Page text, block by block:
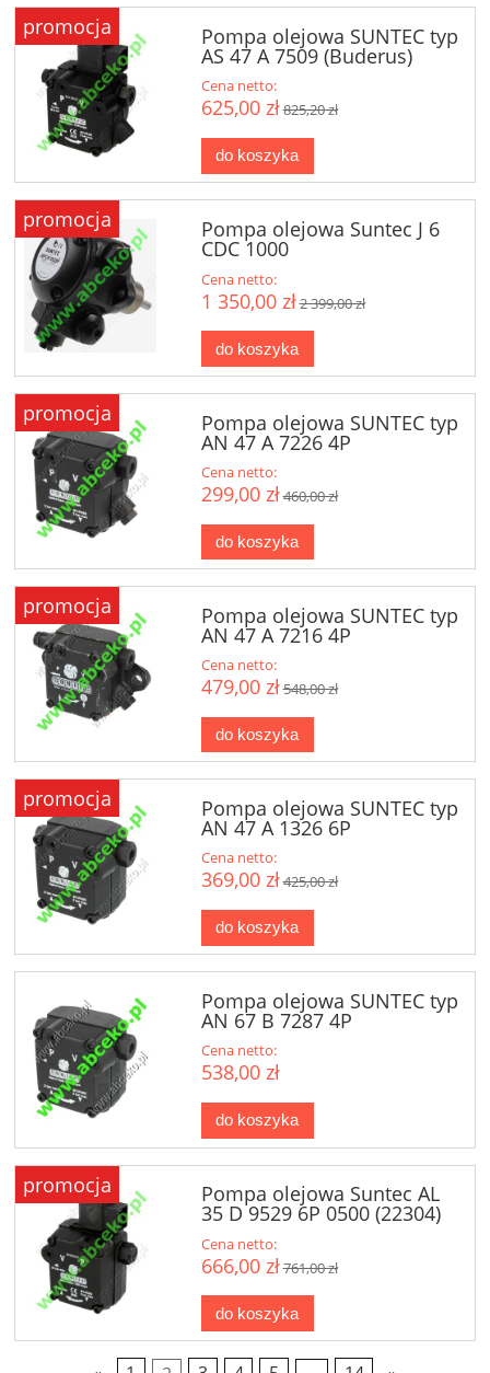
Pompa olejowa SUNTEC typ
AS 47 A 7509 (Buderus)
Cena netto:
625,00 zł825,20 zł
do koszyka
promocja
Pompa olejowa Suntec J 6
CDC 1000
Cena netto:
1 350,00 zł2 399,00 zł
do koszyka
promocja
Pompa olejowa SUNTEC typ
AN 47 A 7226 4P
Cena netto:
299,00 zł460,00 zł
do koszyka
promocja
Pompa olejowa SUNTEC typ
AN 47 A 7216 4P
Cena netto:
479,00 zł548,00 zł
do koszyka
promocja
Pompa olejowa SUNTEC typ
AN 47 A 1326 6P
Cena netto:
369,00 zł425,00 zł
do koszyka
promocja
Pompa olejowa SUNTEC typ
AN 67 B 7287 4P
Cena netto:
538,00 zł
do koszyka
Pompa olejowa Suntec AL
35 D 9529 6P 0500 (22304)
Cena netto:
666,00 zł761,00 zł
do koszyka
promocja